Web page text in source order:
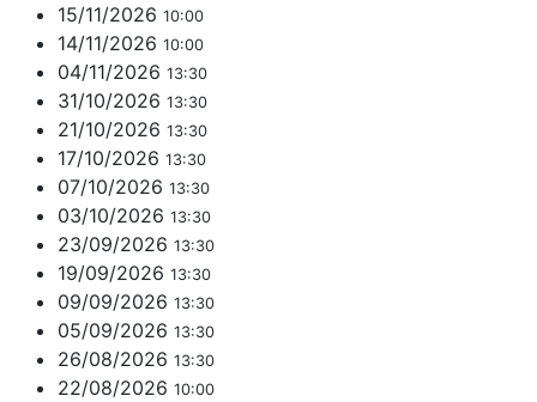
15/11/2026 10:00
14/11/2026 10:00
04/11/2026 13:30
31/10/2026 13:30
21/10/2026 13:30
17/10/2026 13:30
07/10/2026 13:30
03/10/2026 13:30
23/09/2026 13:30
19/09/2026 13:30
09/09/2026 13:30
05/09/2026 13:30
26/08/2026 13:30
22/08/2026 10:00